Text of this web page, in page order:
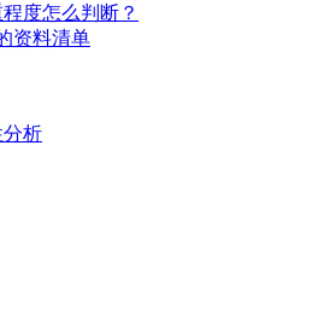
度怎么判断？
资料清单
析